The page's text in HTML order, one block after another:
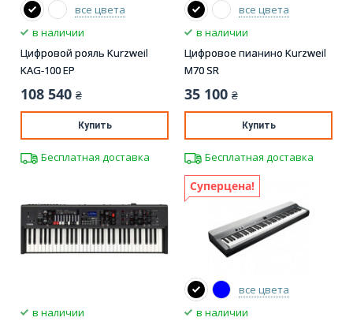
все цвета
в наличии
Цифровой рояль Kurzweil
KAG-100 EP
108 540 ₴
Купить
Бесплатная доставка
все цвета
в наличии
Цифровое пианино Kurzweil
M70 SR
35 100 ₴
Купить
Бесплатная доставка
в наличии
Суперцена!
все цвета
в наличии